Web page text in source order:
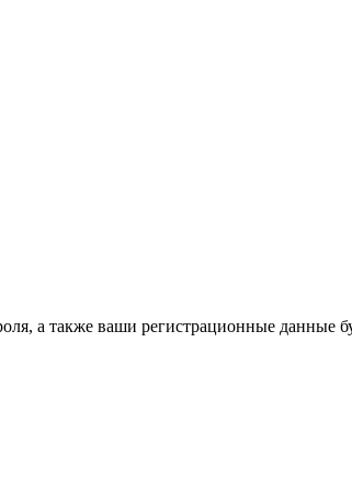
а также ваши регистрационные данные